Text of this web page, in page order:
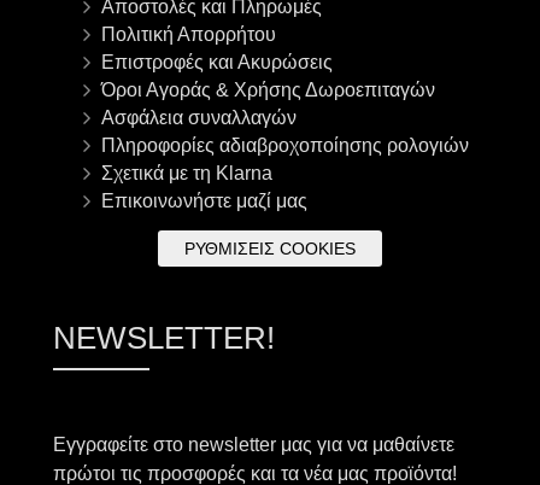
Αποστολές και Πληρωμές
Πολιτική Απορρήτου
Επιστροφές και Ακυρώσεις
Όροι Αγοράς & Χρήσης Δωροεπιταγών
Ασφάλεια συναλλαγών
Πληροφορίες αδιαβροχοποίησης ρολογιών
Σχετικά με τη Klarna
Επικοινωνήστε μαζί μας
ΡΥΘΜΊΣΕΙΣ COOKIES
NEWSLETTER!
Εγγραφείτε στο newsletter μας για να μαθαίνετε
πρώτοι τις προσφορές και τα νέα μας προϊόντα!